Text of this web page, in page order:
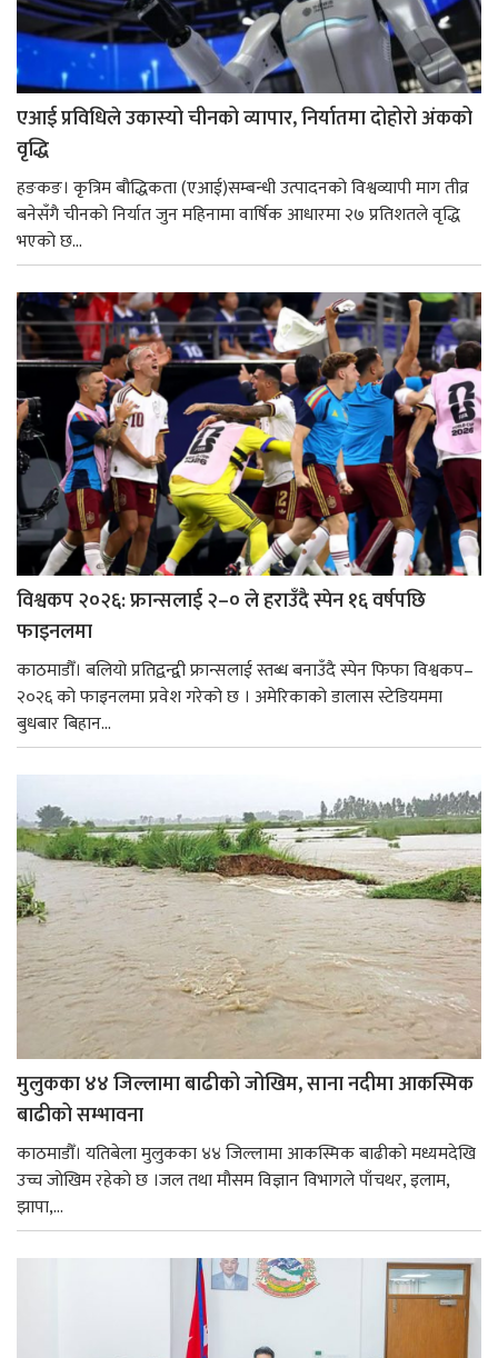
एआई प्रविधिले उकास्यो चीनको व्यापार, निर्यातमा दोहोरो अंकको
वृद्धि
हङकङ। कृत्रिम बौद्धिकता (एआई)सम्बन्धी उत्पादनको विश्वव्यापी माग तीव्र
बनेसँगै चीनको निर्यात जुन महिनामा वार्षिक आधारमा २७ प्रतिशतले वृद्धि
भएको छ...
विश्वकप २०२६: फ्रान्सलाई २–० ले हराउँदै स्पेन १६ वर्षपछि
फाइनलमा
काठमाडौँ। बलियो प्रतिद्वन्द्वी फ्रान्सलाई स्तब्ध बनाउँदै स्पेन फिफा विश्वकप–
२०२६ को फाइनलमा प्रवेश गरेको छ । अमेरिकाको डालास स्टेडियममा
बुधबार बिहान...
मुलुकका ४४ जिल्लामा बाढीको जोखिम, साना नदीमा आकस्मिक
बाढीको सम्भावना
काठमाडौँ। यतिबेला मुलुकका ४४ जिल्लामा आकस्मिक बाढीको मध्यमदेखि
उच्च जोखिम रहेको छ ।जल तथा मौसम विज्ञान विभागले पाँचथर, इलाम,
झापा,...